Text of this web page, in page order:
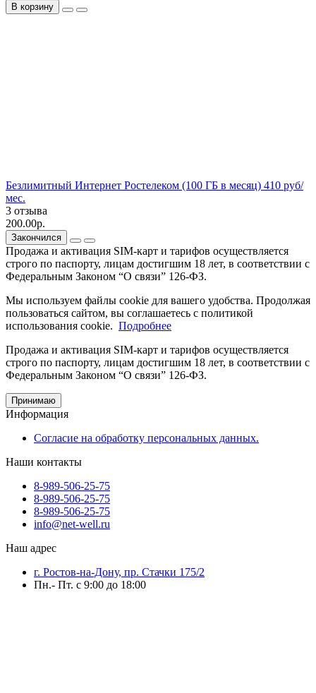
В корзину
Безлимитный Интернет Ростелеком (100 ГБ в месяц) 410 руб/
мес.
3 отзыва
200.00р.
Закончился
Продажа и активация SIM-карт и тарифов осуществляется
строго по паспорту, лицам достигшим 18 лет, в соответствии с
Федеральным Законом “О связи” 126-ФЗ.
Мы используем файлы cookie для вашего удобства. Продолжая
пользоваться сайтом, вы соглашаетесь с политикой
использования cookie. Подробнее
Продажа и активация SIM-карт и тарифов осуществляется
строго по паспорту, лицам достигшим 18 лет, в соответствии с
Федеральным Законом “О связи” 126-ФЗ.
Принимаю
Информация
Согласие на обработку персональных данных.
Наши контакты
8-989-506-25-75
8-989-506-25-75
8-989-506-25-75
info@net-well.ru
Наш адрес
г. Ростов-на-Дону, пр. Стачки 175/2
Пн.- Пт. с 9:00 до 18:00